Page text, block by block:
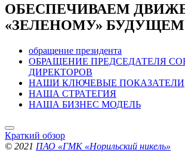
ОБЕСПЕЧИВАЕМ
«ЗЕЛЕНОМУ»
обращение президента
ОБРАЩЕНИЕ ПРЕДСЕДАТЕЛЯ
ДИРЕКТОРОВ
НАШИ КЛЮЧЕВЫЕ ПОКАЗАТЕЛИ
НАША СТРАТЕГИЯ
НАША БИЗНЕС МОДЕЛЬ
Краткий обзор
© 2021 ПАО «ГМК «Норильский никель»